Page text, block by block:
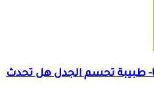
طبيبة تحسم الجدل هل تحدث